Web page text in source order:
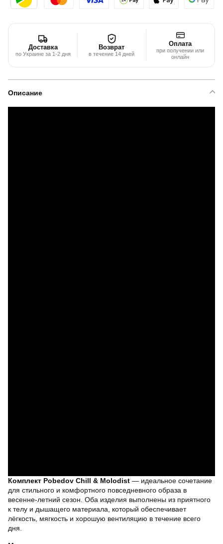
Доставка
по Украине за 1-2 дня
Возврат
в течение 14 дней
Оплата
при получении или
онлайн
Описание
Комплект Pobedov Chill & Molodist — идеальное сочетание
для стильного и комфортного повседневного образа в
весенне-летний сезон. Оба изделия выполнены из приятного
к телу и дышащего материала, который обеспечивает
лёгкость, мягкость и хорошую вентиляцию в течение всего
дня.